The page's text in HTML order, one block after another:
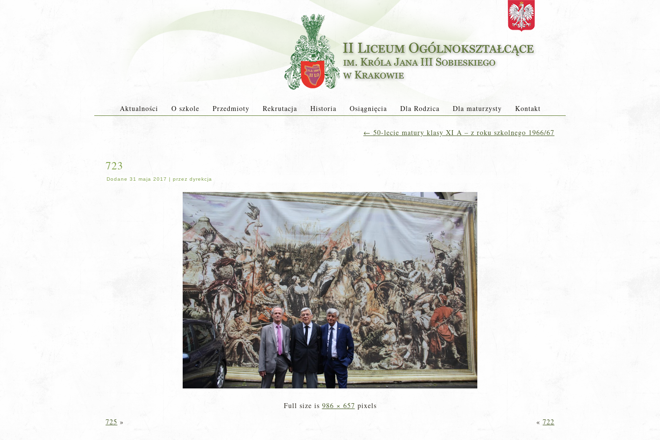
Aktualności O szkole Przedmioty Rekrutacja Historia Osiągnięcia Dla Rodzica Dla maturzysty Kontakt
← 50-lecie matury klasy XI A – z roku szkolnego 1966/67
723
Dodane 31 maja 2017 | przez dyrekcja
Full size is 986 × 657 pixels
725 » « 722